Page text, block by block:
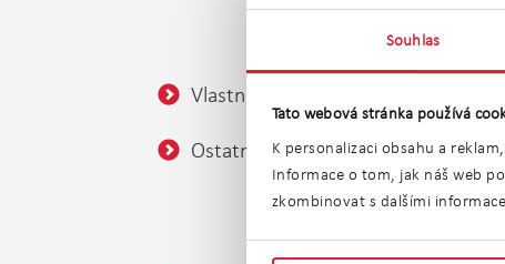
Souhlas
Tato webová stránka používá
K personalizaci obsahu a
Informace o tom, jak náš web
zkombinovat s dalšími
K
Vlastnictví:
Ostatní: Balkón
Sklep